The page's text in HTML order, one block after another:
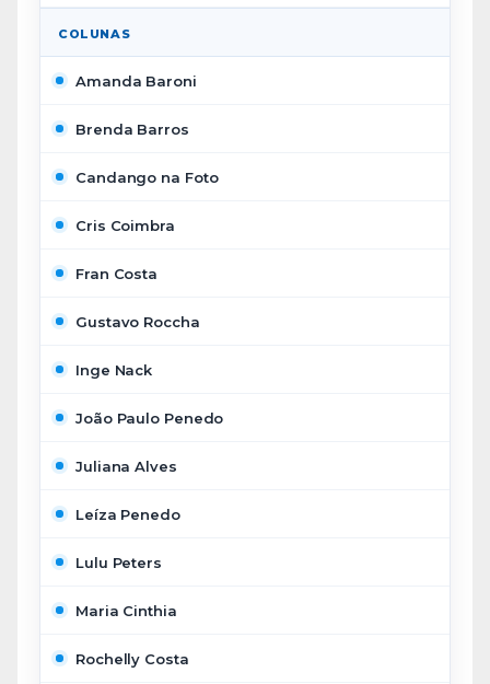
COLUNAS
Amanda Baroni
Brenda Barros
Candango na Foto
Cris Coimbra
Fran Costa
Gustavo Roccha
Inge Nack
João Paulo Penedo
Juliana Alves
Leíza Penedo
Lulu Peters
Maria Cinthia
Rochelly Costa